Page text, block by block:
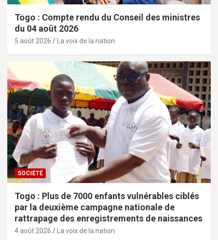
Togo : Compte rendu du Conseil des ministres
du 04 août 2026
5 août 2026 La voix de la nation
SOCIÉTÉ
Togo : Plus de 7000 enfants vulnérables ciblés
par la deuxième campagne nationale de
rattrapage des enregistrements de naissances
4 août 2026 La voix de la nation